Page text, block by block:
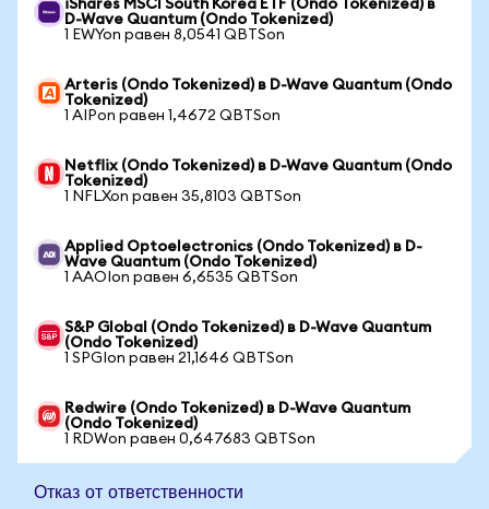
iShares MSCI South Korea ETF (Ondo Tokenized) в
D-Wave Quantum (Ondo Tokenized)
1 EWYon равен 8,0541 QBTSon
Arteris (Ondo Tokenized) в D-Wave Quantum (Ondo
Tokenized)
1 AIPon равен 1,4672 QBTSon
Netflix (Ondo Tokenized) в D-Wave Quantum (Ondo
Tokenized)
1 NFLXon равен 35,8103 QBTSon
Applied Optoelectronics (Ondo Tokenized) в D-
Wave Quantum (Ondo Tokenized)
1 AAOIon равен 6,6535 QBTSon
S&P Global (Ondo Tokenized) в D-Wave Quantum
(Ondo Tokenized)
1 SPGIon равен 21,1646 QBTSon
Redwire (Ondo Tokenized) в D-Wave Quantum
(Ondo Tokenized)
1 RDWon равен 0,647683 QBTSon
Отказ от ответственности